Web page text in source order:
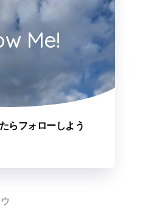
Me!
らフォローしよう